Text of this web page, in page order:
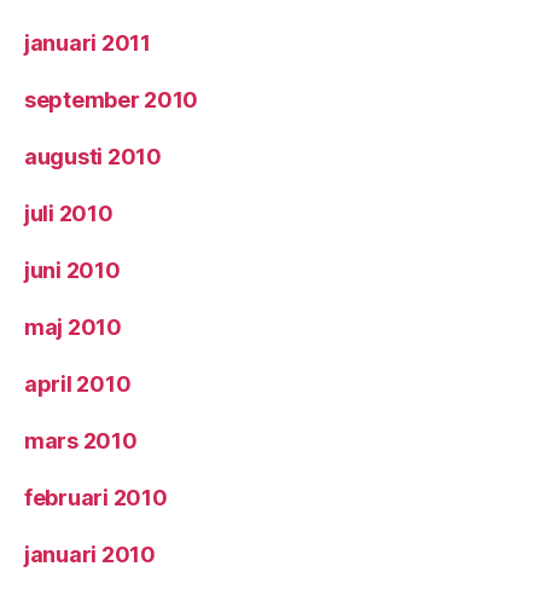
januari 2011
september 2010
augusti 2010
juli 2010
juni 2010
maj 2010
april 2010
mars 2010
februari 2010
januari 2010